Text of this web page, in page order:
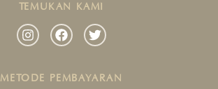
TEMUKAN KAMI
METODE PEMBAYARAN